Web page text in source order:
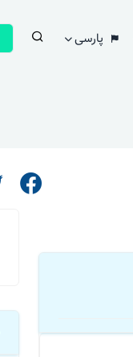
پارسی